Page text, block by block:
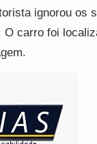
ignorou os
carro foi